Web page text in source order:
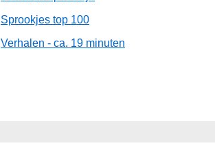
Sprookjes top 100
Verhalen - ca. 19 minuten